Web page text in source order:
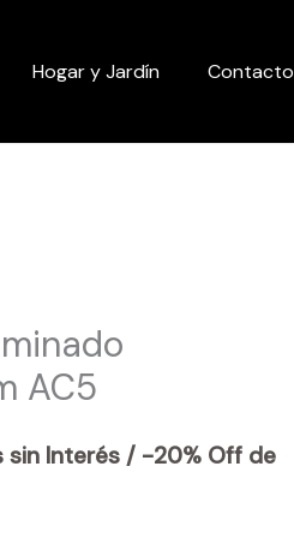
Hogar y Jardín Contacto
AC5
sin Interés / -20% Off de